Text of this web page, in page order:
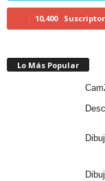
10,400
Lo Más Popular